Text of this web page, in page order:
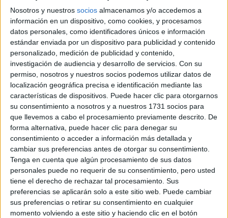
Nosotros y nuestros socios almacenamos y/o accedemos a
información en un dispositivo, como cookies, y procesamos
datos personales, como identificadores únicos e información
estándar enviada por un dispositivo para publicidad y contenido
personalizado, medición de publicidad y contenido,
investigación de audiencia y desarrollo de servicios. Con su
permiso, nosotros y nuestros socios podemos utilizar datos de
localización geográfica precisa e identificación mediante las
características de dispositivos. Puede hacer clic para otorgarnos
su consentimiento a nosotros y a nuestros 1731 socios para
que llevemos a cabo el procesamiento previamente descrito. De
forma alternativa, puede hacer clic para denegar su
consentimiento o acceder a información más detallada y
cambiar sus preferencias antes de otorgar su consentimiento.
Tenga en cuenta que algún procesamiento de sus datos
personales puede no requerir de su consentimiento, pero usted
tiene el derecho de rechazar tal procesamiento. Sus
preferencias se aplicarán solo a este sitio web. Puede cambiar
sus preferencias o retirar su consentimiento en cualquier
momento volviendo a este sitio y haciendo clic en el botón
Históricos
Dakar
RallyCross
Circuitos
F1
Fórmula E
F2 / F3 / F4
Resistencia
Indycar
Otros
Producto
Producto
Web pensada para poder ofrecer diferentes
productos propios y ajenos para que los
aficionados los puedan adquirir